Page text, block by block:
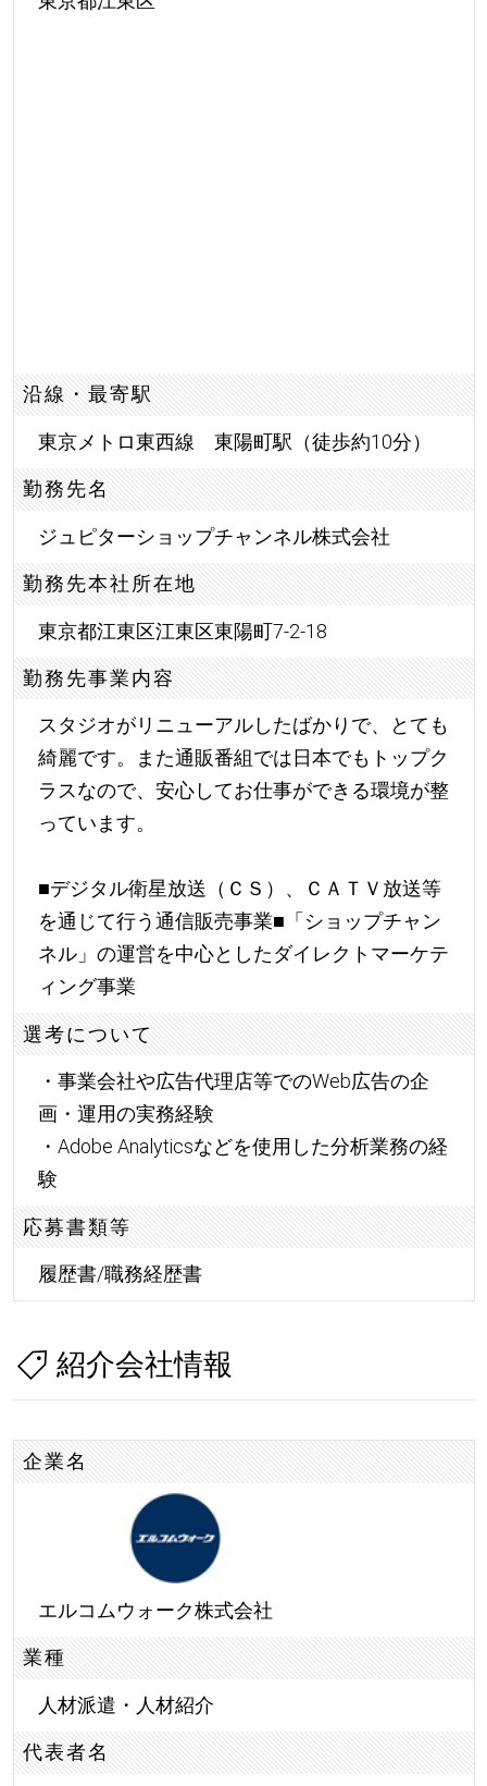
沿線・最寄駅
東京メトロ東西線 東陽町駅（徒歩約10分）
勤務先名
ジュピターショップチャンネル株式会社
勤務先本社所在地
東京都江東区江東区東陽町7-2-18
勤務先事業内容
スタジオがリニューアルしたばかりで、とても
綺麗です。また通販番組では日本でもトップク
ラスなので、安心してお仕事ができる環境が整
っています。
■デジタル衛星放送（ＣＳ）、ＣＡＴＶ放送等
を通じて行う通信販売事業■「ショップチャン
ネル」の運営を中心としたダイレクトマーケテ
ィング事業
選考について
・事業会社や広告代理店等でのWeb広告の企
画・運用の実務経験
・Adobe Analyticsなどを使用した分析業務の経
験
応募書類等
履歴書/職務経歴書
紹介会社情報
企業名
エルコムウォーク株式会社
業種
人材派遣・人材紹介
代表者名